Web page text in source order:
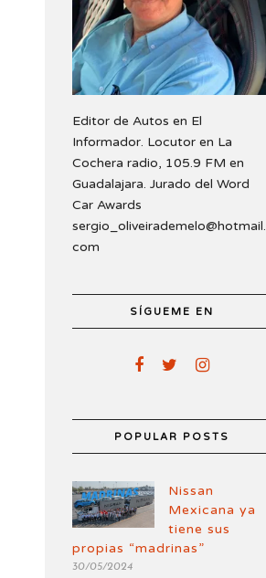
Editor de Autos en El
Informador. Locutor en La
Cochera radio, 105.9 FM en
Guadalajara. Jurado del Word
Car Awards
sergio_oliveirademelo@hotmail.
com
SÍGUEME EN
POPULAR POSTS
Nissan
Mexicana ya
tiene sus
propias “madrinas”
30/05/2024